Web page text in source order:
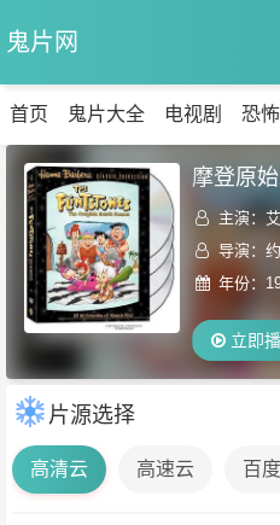
鬼片网
首页 鬼片大全 电视剧 恐
摩登原
主演：
导演：
年份：
立即
片源选择
高清云 高速云 百